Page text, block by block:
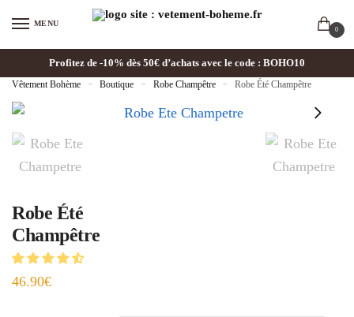
MENU
0
Profitez de -10% dès 50€ d’achats avec le code : BOHO10
Vêtement Bohème » Boutique » Robe Champêtre » Robe Été Champêtre
Robe Été
Champêtre
46.90€